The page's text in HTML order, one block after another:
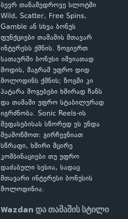
ბევრ თანამედროვე სლოტში
Wild, Scatter, Free Spins,
Gamble ან სხვა ბონუს
ფუნქციები თამაშის მთავარ
ინტერესს ქმნის. ზოგიერთ
სათაურში ბონუსი იშვიათად
მოდის, მაგრამ უფრო დიდ
მოლოდინს ქმნის; ზოგში კი
პატარა მოგებები ხშირად ჩანს
და თამაში უფრო სტაბილურად
იგრძნობა. Sonic Reels-ის
შეფასებისას სწორედ ეს უნდა
შეამოწმოთ: გირჩევნიათ
სწრაფი, ხშირი მცირე
კომბინაციები თუ უფრო
დაძაბული სესია, სადაც
მთავარი ინტერესი ბონუსის
მოლოდინია.
Wazdan და თამაშის სტილი